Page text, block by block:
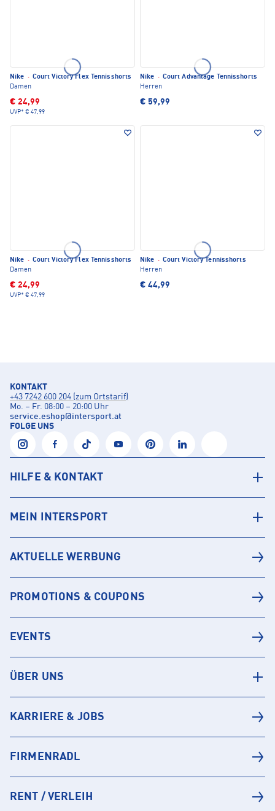
Nike · Court Victory Flex Tennisshorts
Damen
€ 24,99
UVP* € 47,99
Nike · Court Advantage Tennisshorts
Herren
€ 59,99
Nike · Court Victory Flex Tennisshorts
Damen
€ 24,99
UVP* € 47,99
Nike · Court Victory Tennisshorts
Herren
€ 44,99
KONTAKT
+43 7242 600 204 (zum Ortstarif)
Mo. – Fr. 08:00 – 20:00 Uhr
service.eshop@intersport.at
FOLGE UNS
HILFE & KONTAKT
MEIN INTERSPORT
AKTUELLE WERBUNG
PROMOTIONS & COUPONS
EVENTS
ÜBER UNS
KARRIERE & JOBS
FIRMENRADL
RENT / VERLEIH